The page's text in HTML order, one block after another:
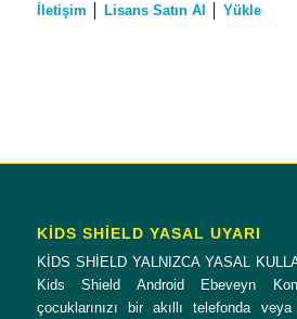
İletişim Lisans Satın Al Yükle
KİDS SHİELD YASAL UYARI
KİDS SHİELD YALNIZCA YASAL
Kids Shield Android Ebeveyn
çocuklarınızı bir akıllı telefonda